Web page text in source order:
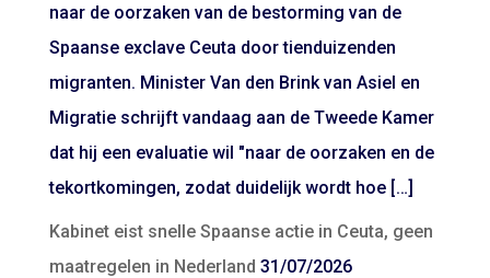
naar de oorzaken van de bestorming van de
Spaanse exclave Ceuta door tienduizenden
migranten. Minister Van den Brink van Asiel en
Migratie schrijft vandaag aan de Tweede Kamer
dat hij een evaluatie wil "naar de oorzaken en de
tekortkomingen, zodat duidelijk wordt hoe […]
Kabinet eist snelle Spaanse actie in Ceuta, geen
maatregelen in Nederland 31/07/2026